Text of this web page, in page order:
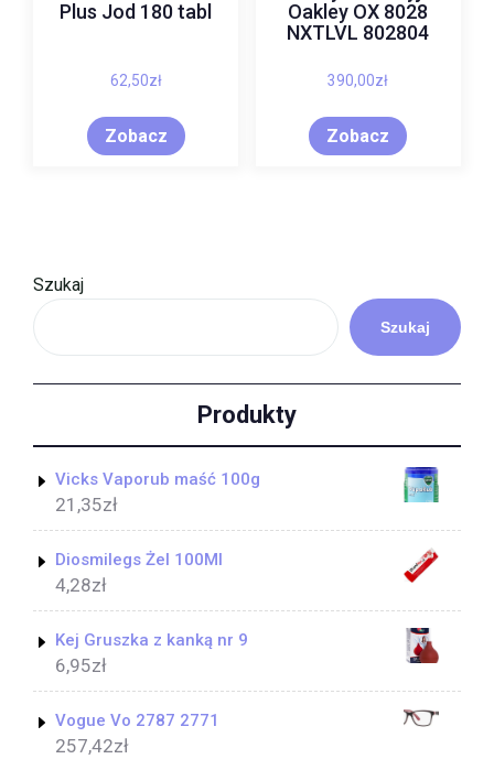
Plus Jod 180 tabl
62,50zł
Zobacz
Oakley OX 8028
NXTLVL 802804
390,00zł
Zobacz
Szukaj
Szukaj
Produkty
Vicks Vaporub maść 100g
21,35zł
Diosmilegs Żel 100Ml
4,28zł
Kej Gruszka z kanką nr 9
6,95zł
Vogue Vo 2787 2771
257,42zł